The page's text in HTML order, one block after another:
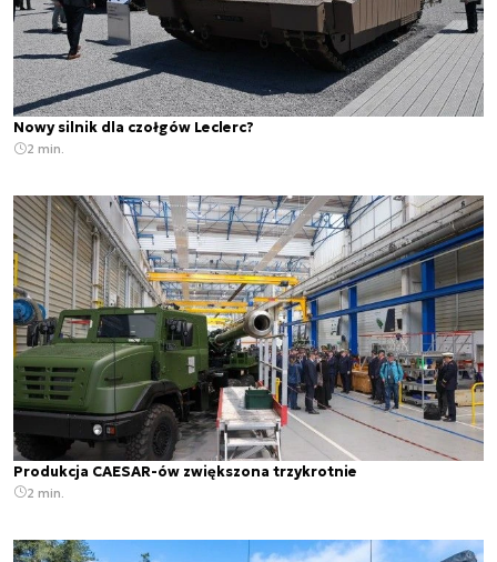
Nowy silnik dla czołgów Leclerc?
2 min.
Produkcja CAESAR-ów zwiększona trzykrotnie
2 min.